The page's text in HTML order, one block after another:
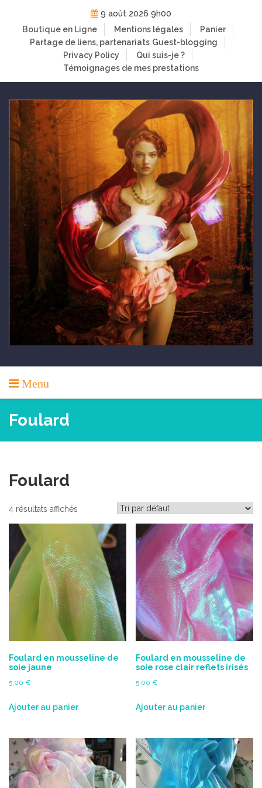
content
9 août 2026 9h00
Boutique en Ligne
Mentions légales
Panier
Partage de liens, partenariats Guest-blogging
Privacy Policy
Qui suis-je ?
Témoignages de mes prestations
Menu
Foulard
Foulard
4 résultats affichés
Foulard en mousseline de
soie jaune
5,00 €
Ajouter au panier
Foulard en mousseline de
soie rose clair reflets irisés
5,00 €
Ajouter au panier